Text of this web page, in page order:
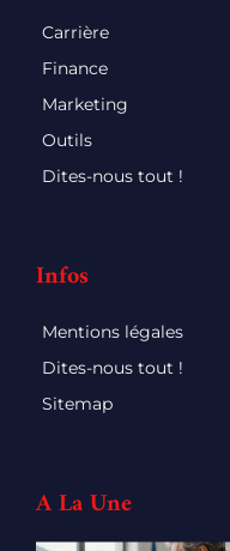
Carrière
Finance
Marketing
Outils
Dites-nous tout !
Infos
Mentions légales
Dites-nous tout !
Sitemap
A La Une